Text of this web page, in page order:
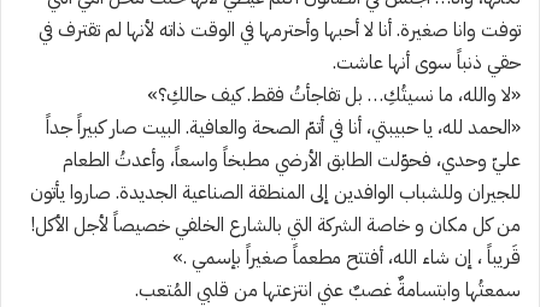
توفت وانا صغيرة. أنا لا أحبها وأحترمها في الوقت ذاته لأنها لم تقترف في
حقي ذنباً سوى أنها عاشت.
«لا والله، ما نسيتُكِ… بل تفاجأتُ فقط. كيف حالكِ؟»
«الحمد لله، يا حبيبتي، أنا في أتمّ الصحة والعافية. البيت صار كبيراً جداً
عليّ وحدي، فحوّلت الطابق الأرضي مطبخاً واسعاً، وأعدتُ الطعام
للجيران وللشباب الوافدين إلى المنطقة الصناعية الجديدة. صاروا يأتون
من كل مكان و خاصة الشركة التي بالشارع الخلفي خصيصاً لأجل الأكل!
قَريباً ، إن شاء الله، أفتتح مطعماً صغيراً بإسمي .»
سمعتُها وابتسامةٌ غصبٌ عني انتزعتها من قلبي المُتعب.